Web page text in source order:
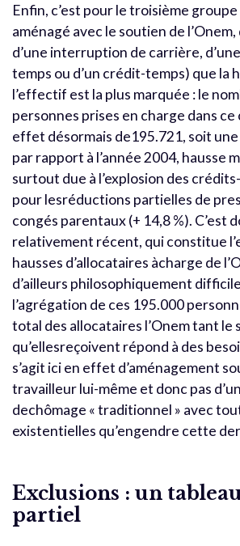
Enfin, c’est pour le troisième
aménagé avec le soutien de
d’une interruption de carrière,
temps ou d’un crédit-temps) que la
l’effectif est la plus marquée : le
personnes prises en charge dans ce
effet désormais de195.721, soit une
par rapport à l’année 2004, hausse
surtout due à l’explosion des
pour lesréductions partielles de
congés parentaux (+ 14,8 %). C’est
relativement récent, qui constitue
hausses d’allocataires àcharge de
d’ailleurs philosophiquement
l’agrégation de ces 195.000
total des allocataires l’Onem tant le
qu’ellesreçoivent répond à des
s’agit ici en effet d’aménagement
travailleur lui-même et donc pas
dechômage « traditionnel » avec
existentielles qu’engendre cette
Exclusions : un
partiel